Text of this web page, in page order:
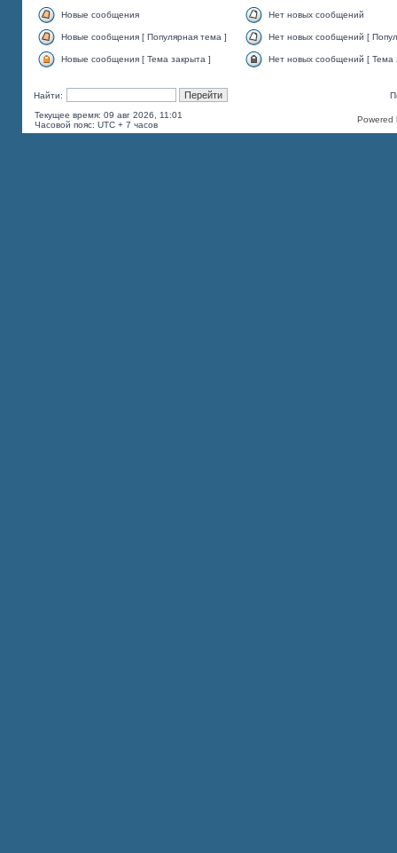
Новые сообщения Нет новых сообщений
Новые сообщения [ Популярная тема ] Нет новых сообщений [
Новые сообщения [ Тема закрыта ] Нет новых сообщений [ Тема
Найти:
Текущее время: 09 авг 2026, 11:01
Часовой пояс: UTC + 7 часов
Powered